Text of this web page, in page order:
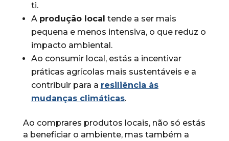
ti.
A produção local tende a ser mais
pequena e menos intensiva, o que reduz o
impacto ambiental.
Ao consumir local, estás a incentivar
práticas agrícolas mais sustentáveis e a
contribuir para a resiliência às
mudanças climáticas.
Ao comprares produtos locais, não só estás
a beneficiar o ambiente, mas também a